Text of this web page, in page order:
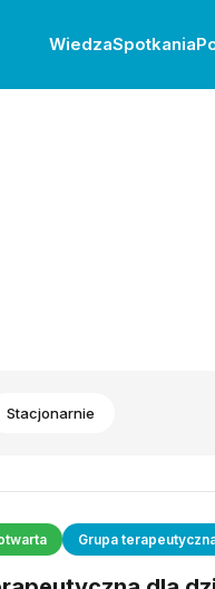
WiedzaSpotkania
Stacjonarnie
Grupa